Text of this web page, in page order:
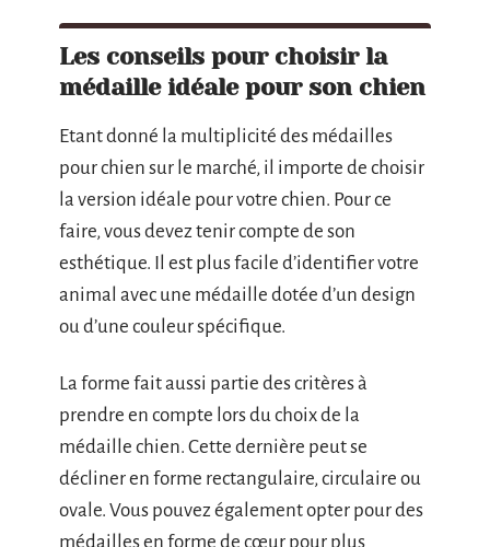
Les conseils pour choisir la
médaille idéale pour son chien
Etant donné la multiplicité des médailles
pour chien sur le marché, il importe de choisir
la version idéale pour votre chien. Pour ce
faire, vous devez tenir compte de son
esthétique. Il est plus facile d’identifier votre
animal avec une médaille dotée d’un design
ou d’une couleur spécifique.
La forme fait aussi partie des critères à
prendre en compte lors du choix de la
médaille chien. Cette dernière peut se
décliner en forme rectangulaire, circulaire ou
ovale. Vous pouvez également opter pour des
médailles en forme de cœur pour plus